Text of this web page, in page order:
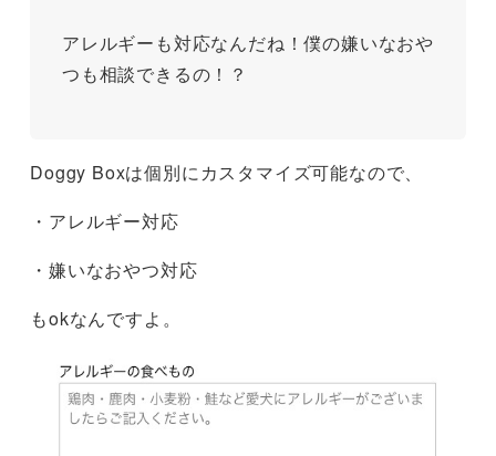
アレルギーも対応なんだね！僕の嫌いなおや
つも相談できるの！？
Doggy Boxは個別にカスタマイズ可能なので、
・アレルギー対応
・嫌いなおやつ対応
もokなんですよ。